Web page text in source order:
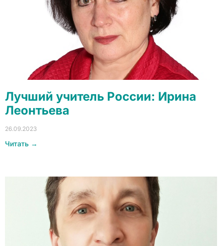
Лучший учитель России: Ирина
Леонтьева
26.09.2023
Читать →